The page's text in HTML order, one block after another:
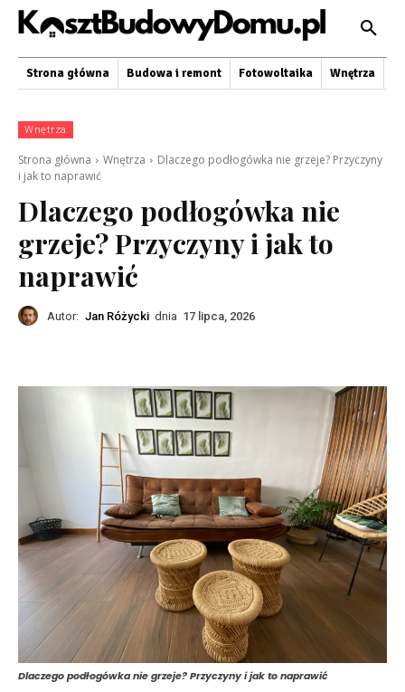
Strona główna Budowa i remont Fotowoltaika Wnętrza
Wnętrza
Strona główna Wnętrza
Dlaczego podłogówka nie grzeje? Przyczyny
i jak to naprawić
Dlaczego podłogówka nie
grzeje? Przyczyny i jak to
naprawić
Autor: Jan Różycki dnia 17 lipca, 2026
Dlaczego podłogówka nie grzeje? Przyczyny i jak to naprawić